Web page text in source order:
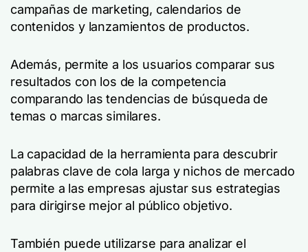
campañas de marketing, calendarios de
contenidos y lanzamientos de productos.
Además, permite a los usuarios comparar sus
resultados con los de la competencia
comparando las tendencias de búsqueda de
temas o marcas similares.
La capacidad de la herramienta para descubrir
palabras clave de cola larga y nichos de mercado
permite a las empresas ajustar sus estrategias
para dirigirse mejor al público objetivo.
También puede utilizarse para analizar el